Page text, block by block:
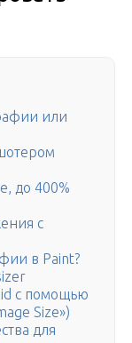
или
до 400%
с
в Paint?
с помощью
Size»)
для